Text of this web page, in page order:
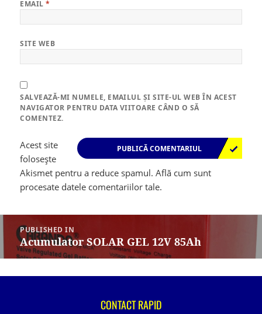
EMAIL*
SITE WEB
SALVEAZĂ-MI NUMELE, EMAILUL ȘI SITE-UL WEB ÎN ACEST
NAVIGATOR PENTRU DATA VIITOARE CÂND O SĂ
COMENTEZ.
Acest site
folosește
Akismet pentru a reduce spamul.Află cum sunt
procesate datele comentariilor tale.
Navigare
articole
PUBLISHED IN
Acumulator SOLAR GEL 12V 85Ah
CONTACT RAPID